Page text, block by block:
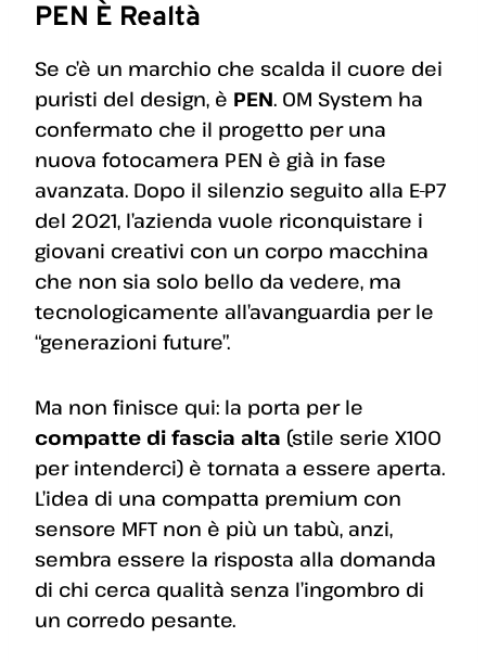
PEN È Realtà
Se c’è un marchio che scalda il cuore dei
puristi del design, è PEN. OM System ha
confermato che il progetto per una
nuova fotocamera PEN è già in fase
avanzata. Dopo il silenzio seguito alla E-P7
del 2021, l’azienda vuole riconquistare i
giovani creativi con un corpo macchina
che non sia solo bello da vedere, ma
tecnologicamente all’avanguardia per le
“generazioni future”.
Ma non finisce qui: la porta per le
compatte di fascia alta (stile serie X100
per intenderci) è tornata a essere aperta.
L’idea di una compatta premium con
sensore MFT non è più un tabù, anzi,
sembra essere la risposta alla domanda
di chi cerca qualità senza l’ingombro di
un corredo pesante.